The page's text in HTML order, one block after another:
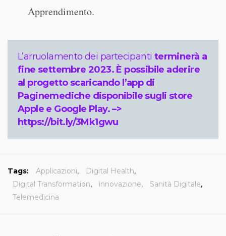
Apprendimento.
L’arruolamento dei partecipanti terminerà a
fine settembre 2023. È possibile aderire
al progetto scaricando l’app di
Paginemediche disponibile sugli store
Apple e Google Play. –>
https://bit.ly/3Mk1gwu
Tags: Applicazioni, Digital Health,
Digital Transformation, innovazione, Sanità Digitale,
Telemedicina